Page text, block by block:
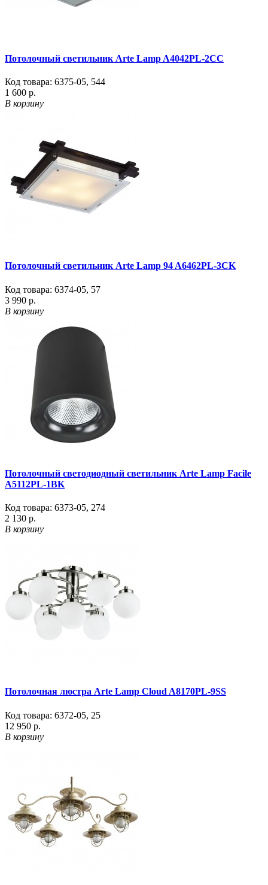
Потолочный светильник Arte Lamp A4042PL-2CC
Код товара: 6375-05, 544
1 600 р.
В корзину
Потолочный светильник Arte Lamp 94 A6462PL-3CK
Код товара: 6374-05, 57
3 990 р.
В корзину
Потолочный светодиодный светильник Arte Lamp Facile
A5112PL-1BK
Код товара: 6373-05, 274
2 130 р.
В корзину
Потолочная люстра Arte Lamp Cloud A8170PL-9SS
Код товара: 6372-05, 25
12 950 р.
В корзину